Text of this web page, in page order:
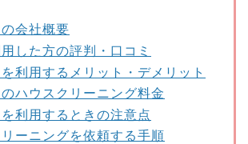
会社概要
した方の評判・口コミ
利用するメリット・デメリット
ハウスクリーニング料金
利用するときの注意点
ーニングを依頼する手順